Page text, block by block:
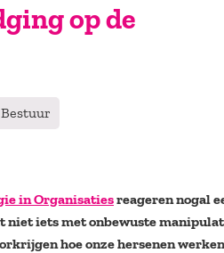
op de
in Organisatiesreageren nogal
niet iets met onbewuste
hoe onze hersenen